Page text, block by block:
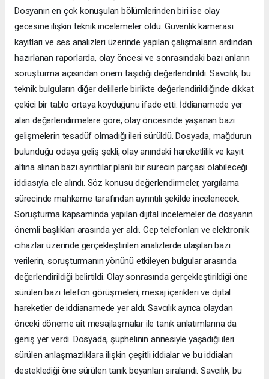
Dosyanın en çok konuşulan bölümlerinden biri ise olay
gecesine ilişkin teknik incelemeler oldu. Güvenlik kamerası
kayıtları ve ses analizleri üzerinde yapılan çalışmaların ardından
hazırlanan raporlarda, olay öncesi ve sonrasındaki bazı anların
soruşturma açısından önem taşıdığı değerlendirildi. Savcılık, bu
teknik bulguların diğer delillerle birlikte değerlendirildiğinde dikkat
çekici bir tablo ortaya koyduğunu ifade etti. İddianamede yer
alan değerlendirmelere göre, olay öncesinde yaşanan bazı
gelişmelerin tesadüf olmadığı ileri sürüldü. Dosyada, mağdurun
bulunduğu odaya geliş şekli, olay anındaki hareketlilik ve kayıt
altına alınan bazı ayrıntılar planlı bir sürecin parçası olabileceği
iddiasıyla ele alındı. Söz konusu değerlendirmeler, yargılama
sürecinde mahkeme tarafından ayrıntılı şekilde incelenecek.
Soruşturma kapsamında yapılan dijital incelemeler de dosyanın
önemli başlıkları arasında yer aldı. Cep telefonları ve elektronik
cihazlar üzerinde gerçekleştirilen analizlerde ulaşılan bazı
verilerin, soruşturmanın yönünü etkileyen bulgular arasında
değerlendirildiği belirtildi. Olay sonrasında gerçekleştirildiği öne
sürülen bazı telefon görüşmeleri, mesaj içerikleri ve dijital
hareketler de iddianamede yer aldı. Savcılık ayrıca olaydan
önceki döneme ait mesajlaşmalar ile tanık anlatımlarına da
geniş yer verdi. Dosyada, şüphelinin annesiyle yaşadığı ileri
sürülen anlaşmazlıklara ilişkin çeşitli iddialar ve bu iddiaları
desteklediği öne sürülen tanık beyanları sıralandı. Savcılık, bu